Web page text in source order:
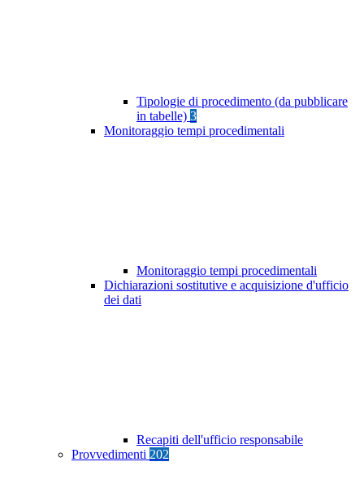
Tipologie di procedimento (da pubblicare
in tabelle) 3
Monitoraggio tempi procedimentali
Monitoraggio tempi procedimentali
Dichiarazioni sostitutive e acquisizione d'ufficio
dei dati
Recapiti dell'ufficio responsabile
Provvedimenti 202